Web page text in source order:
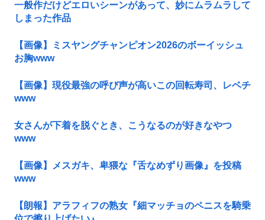
一般作だけどエロいシーンがあって、妙にムラムラして
しまった作品
【画像】ミスヤングチャンピオン2026のボーイッシュ
お胸www
【画像】現役最強の呼び声が高いこの回転寿司、レベチ
www
女さんが下着を脱ぐとき、こうなるのが好きなやつ
www
【画像】メスガキ、卑猥な『舌なめずり画像』を投稿
www
【朗報】アラフィフの熟女『細マッチョのペニスを騎乗